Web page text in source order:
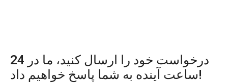
درخواست خود را ارسال کنید، ما در 24
ساعت آینده به شما پاسخ خواهیم داد!